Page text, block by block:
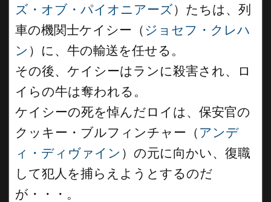
ズ・オブ・パイオニアーズ）たちは、列
車の機関士ケイシー（ ジョセフ・クレハ
ン ）に、牛の輸送を任せる。
その後、ケイシーはランに殺害され、ロ
イらの牛は奪われる。
ケイシーの死を悼んだロイは、保安官の
クッキー・ブルフィンチャー（ アンデ
ィ・ディヴァイン ）の元に向かい、復職
して犯人を捕らえようとするのだ
が・・・。